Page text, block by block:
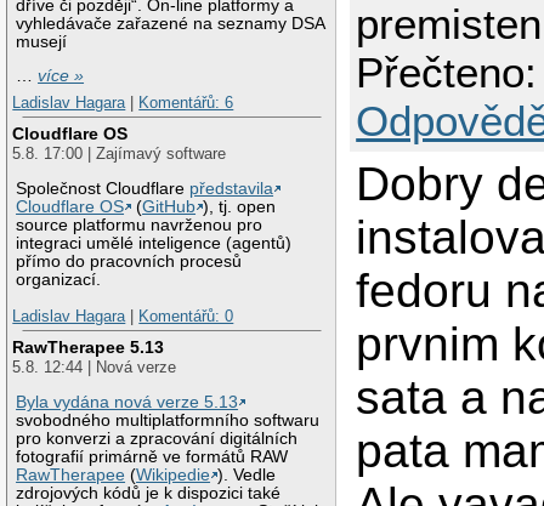
dříve či později“. On-line platformy a
vyhledávače zařazené na seznamy DSA
musejí
…více »
Ladislav Hagara
Komentářů: 6
Cloudflare OS
5.8. 17:00 | Zajímavý software
Společnost Cloudflare představila
Cloudflare OS
(GitHub ), tj. open
source platformu navrženou pro
integraci umělé inteligence (agentů)
přímo do pracovních procesů
organizací.
Ladislav Hagara
Komentářů: 0
RawTherapee 5.13
5.8. 12:44 | Nová verze
Byla vydána nová verze 5.13
svobodného multiplatformního softwaru
pro konverzi a zpracování digitálních
fotografií primárně ve formátů RAW
RawTherapee (Wikipedie ). Vedle
zdrojových kódů je k dispozici také
Dobry
fedoru
prvnim
sata a
pata